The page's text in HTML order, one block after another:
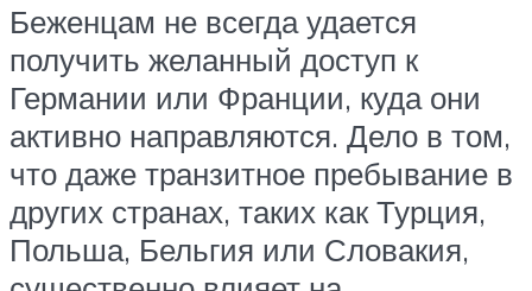
Беженцам не всегда удается
получить желанный доступ к
Германии или Франции, куда они
активно направляются. Дело в том,
что даже транзитное пребывание в
других странах, таких как Турция,
Польша, Бельгия или Словакия,